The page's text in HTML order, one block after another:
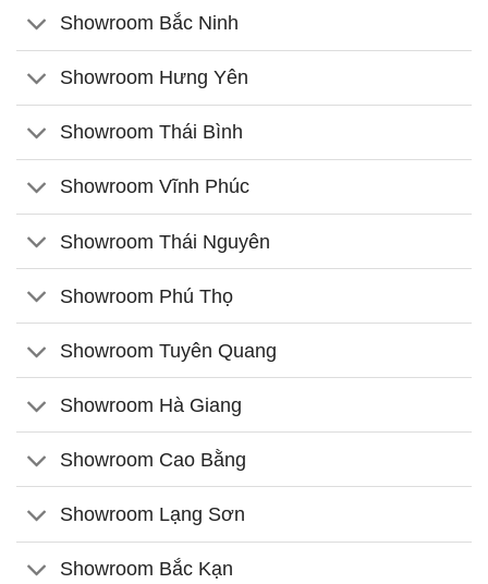
Showroom Bắc Ninh
Showroom Hưng Yên
Showroom Thái Bình
Showroom Vĩnh Phúc
Showroom Thái Nguyên
Showroom Phú Thọ
Showroom Tuyên Quang
Showroom Hà Giang
Showroom Cao Bằng
Showroom Lạng Sơn
Showroom Bắc Kạn